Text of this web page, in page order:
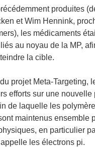
e
)
produites
et Wim Hennink,
les médicaments
au noyau de la MP,
la cible.
projet Meta-Targeting,
efforts sur une nouvelle
de laquelle les
maintenus ensemble
en particulier
les électrons pi.